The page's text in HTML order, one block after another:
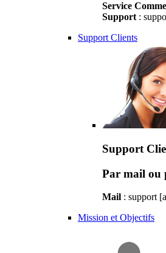
Service
Support :
Support Clients
Support
Par mail ou
Mail : support
Mission et Objectifs